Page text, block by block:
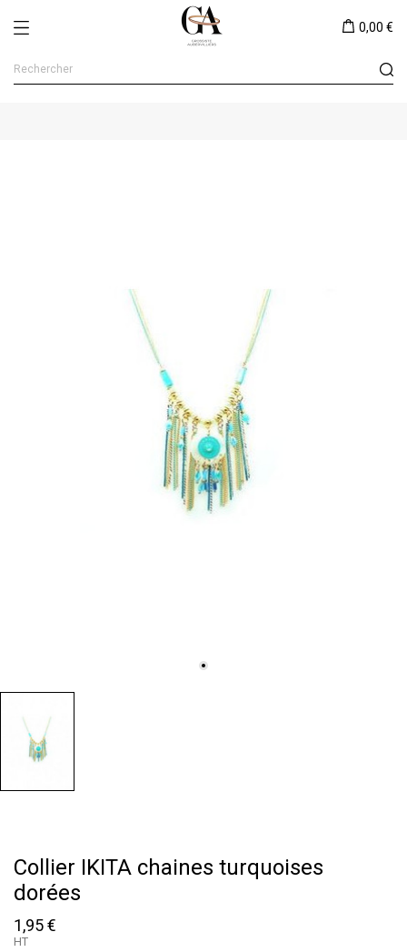
0,00 €
Collier IKITA chaines turquoises
dorées
1,95 €
HT